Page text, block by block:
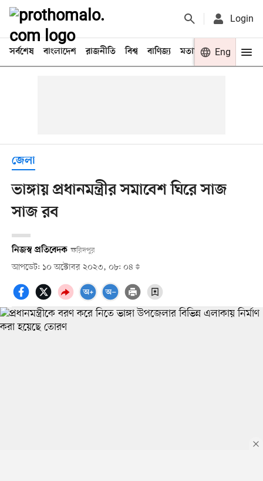
Login
সর্বশেষ বাংলাদেশ রাজনীতি বিশ্ব বাণিজ্য মতামত খেলা
Eng
জেলা
ভাঙ্গায় প্রধানমন্ত্রীর সমাবেশ ঘিরে সাজ
সাজ রব
নিজস্ব প্রতিবেদক ফরিদপুর
আপডেট: ১০ অক্টোবর ২০২৩, ০৮: ০৪